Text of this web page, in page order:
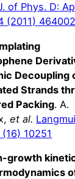
of Phys. D:
(2011) 464002
Decoupling
Strands
Packing. A.
et al.
10251
growth